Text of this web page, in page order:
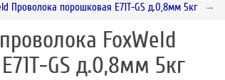
Проволока порошковая E71T-GS д.0,8мм 5кг
FoxWeld
GS д.0,8мм 5кг